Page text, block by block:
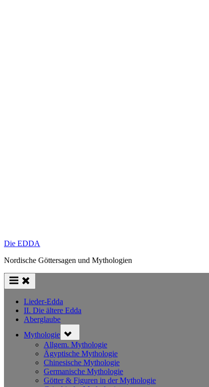
Die EDDA
Nordische Göttersagen und Mythologien
Lieder-Edda
II. Die ältere Edda
Aberglaube
Mythologie sub-
menu
Allgem. Mythologie
Ägyptische Mythologie
Chinesische Mythologie
Germanische Mythologie
Götter & Figuren in der Mythologie